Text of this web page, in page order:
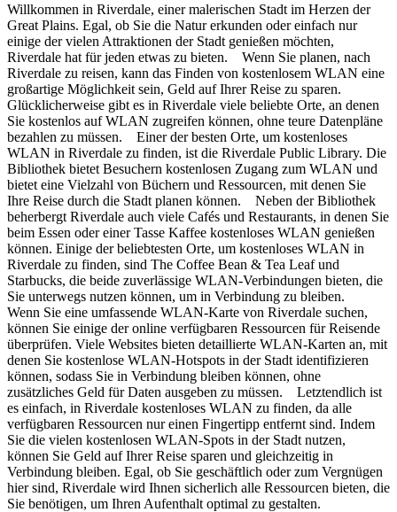
Willkommen in Riverdale, einer malerischen Stadt im Herzen der
Great Plains. Egal, ob Sie die Natur erkunden oder einfach nur
einige der vielen Attraktionen der Stadt genießen möchten,
Riverdale hat für jeden etwas zu bieten. Wenn Sie planen, nach
Riverdale zu reisen, kann das Finden von kostenlosem WLAN eine
großartige Möglichkeit sein, Geld auf Ihrer Reise zu sparen.
Glücklicherweise gibt es in Riverdale viele beliebte Orte, an denen
Sie kostenlos auf WLAN zugreifen können, ohne teure Datenpläne
bezahlen zu müssen. Einer der besten Orte, um kostenloses
WLAN in Riverdale zu finden, ist die Riverdale Public Library. Die
Bibliothek bietet Besuchern kostenlosen Zugang zum WLAN und
bietet eine Vielzahl von Büchern und Ressourcen, mit denen Sie
Ihre Reise durch die Stadt planen können. Neben der Bibliothek
beherbergt Riverdale auch viele Cafés und Restaurants, in denen Sie
beim Essen oder einer Tasse Kaffee kostenloses WLAN genießen
können. Einige der beliebtesten Orte, um kostenloses WLAN in
Riverdale zu finden, sind The Coffee Bean & Tea Leaf und
Starbucks, die beide zuverlässige WLAN-Verbindungen bieten, die
Sie unterwegs nutzen können, um in Verbindung zu bleiben.
Wenn Sie eine umfassende WLAN-Karte von Riverdale suchen,
können Sie einige der online verfügbaren Ressourcen für Reisende
überprüfen. Viele Websites bieten detaillierte WLAN-Karten an, mit
denen Sie kostenlose WLAN-Hotspots in der Stadt identifizieren
können, sodass Sie in Verbindung bleiben können, ohne
zusätzliches Geld für Daten ausgeben zu müssen. Letztendlich ist
es einfach, in Riverdale kostenloses WLAN zu finden, da alle
verfügbaren Ressourcen nur einen Fingertipp entfernt sind. Indem
Sie die vielen kostenlosen WLAN-Spots in der Stadt nutzen,
können Sie Geld auf Ihrer Reise sparen und gleichzeitig in
Verbindung bleiben. Egal, ob Sie geschäftlich oder zum Vergnügen
hier sind, Riverdale wird Ihnen sicherlich alle Ressourcen bieten, die
Sie benötigen, um Ihren Aufenthalt optimal zu gestalten.